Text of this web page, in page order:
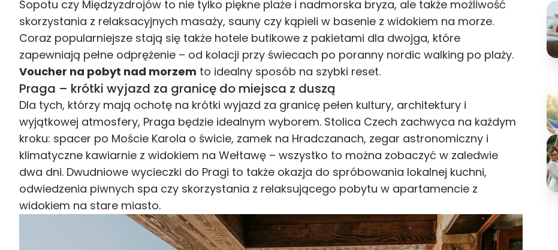
Sopotu czy Międzyzdrojów to nie tylko piękne plaże i nadmorska bryza, ale także możliwość
skorzystania z relaksacyjnych masaży, sauny czy kąpieli w basenie z widokiem na morze.
Coraz popularniejsze stają się także hotele butikowe z pakietami dla dwojga, które
zapewniają pełne odprężenie – od kolacji przy świecach po poranny nordic walking po plaży.
Voucher na pobyt nad morzem to idealny sposób na szybki reset.
Praga – krótki wyjazd za granicę do miejsca z duszą
Dla tych, którzy mają ochotę na krótki wyjazd za granicę pełen kultury, architektury i
wyjątkowej atmosfery, Praga będzie idealnym wyborem. Stolica Czech zachwyca na każdym
kroku: spacer po Moście Karola o świcie, zamek na Hradczanach, zegar astronomiczny i
klimatyczne kawiarnie z widokiem na Wełtawę – wszystko to można zobaczyć w zaledwie
dwa dni. Dwudniowe wycieczki do Pragi to także okazja do spróbowania lokalnej kuchni,
odwiedzenia piwnych spa czy skorzystania z relaksującego pobytu w apartamencie z
widokiem na stare miasto.